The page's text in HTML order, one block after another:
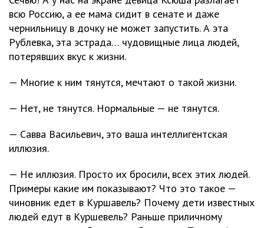
всю Россию, а ее мама сидит в сенате и даже
чернильницу в дочку не может запустить. А эта
Рублевка, эта эстрада… чудовищные лица людей,
потерявших вкус к жизни.
— Многие к ним тянутся, мечтают о такой жизни.
— Нет, не тянутся. Нормальные — не тянутся.
— Савва Васильевич, это ваша интеллигентская
иллюзия.
— Не иллюзия. Просто их бросили, всех этих людей.
Примеры какие им показывают? Что это такое —
чиновник едет в Куршавель? Почему дети известных
людей едут в Куршевель? Раньше приличному